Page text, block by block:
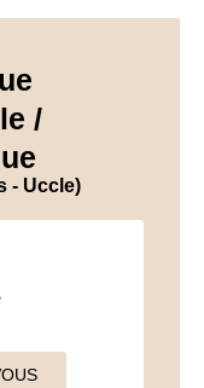
/
- Uccle)